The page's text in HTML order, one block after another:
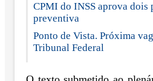
CPMI do INSS aprova dois
preventiva
Ponto de Vista. Próxima
Tribunal Federal